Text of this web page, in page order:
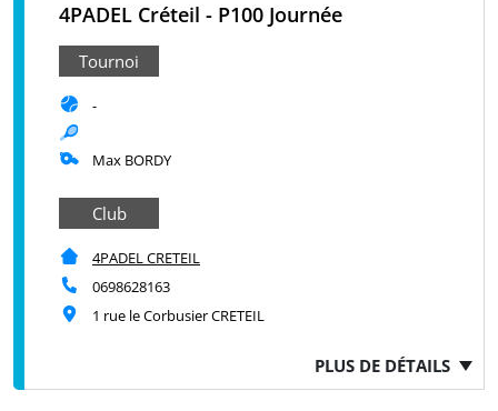
4PADEL Créteil - P100 Journée
Tournoi
-
Max BORDY
Club
4PADEL CRETEIL
0698628163
1 rue le Corbusier CRETEIL
PLUS DE DÉTAILS